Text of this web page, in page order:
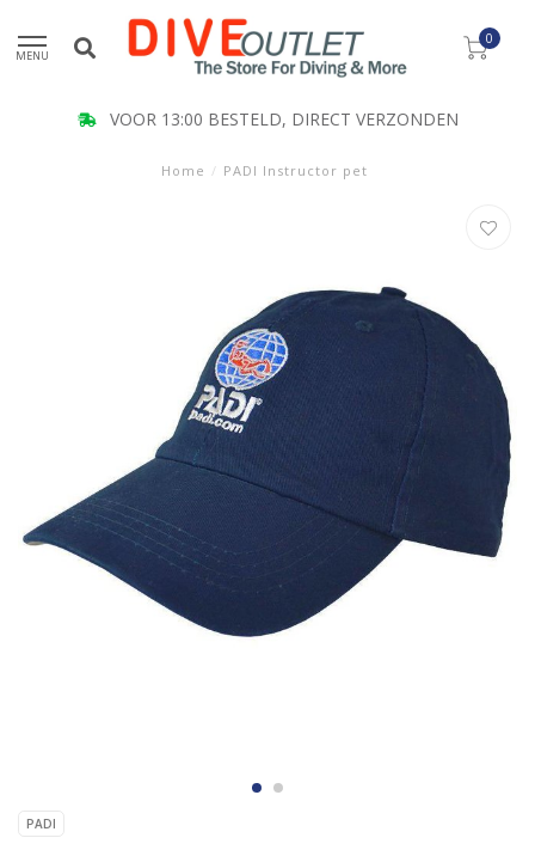
MENU
0
VOOR 13:00 BESTELD, DIRECT VERZONDEN
Home / PADI Instructor pet
PADI